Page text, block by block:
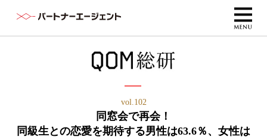
vol.102
同窓会で再会！
同級生との恋愛を期待する男性は63.6％、女性は